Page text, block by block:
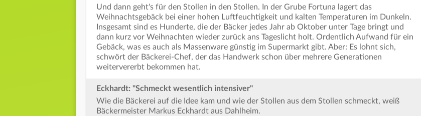
Und dann geht's für den Stollen in den Stollen. In der Grube Fortuna lagert das
Weihnachtsgebäck bei einer hohen Luftfeuchtigkeit und kalten Temperaturen im Dunkeln.
Insgesamt sind es Hunderte, die der Bäcker jedes Jahr ab Oktober unter Tage bringt und
dann kurz vor Weihnachten wieder zurück ans Tageslicht holt. Ordentlich Aufwand für ein
Gebäck, was es auch als Massenware günstig im Supermarkt gibt. Aber: Es lohnt sich,
schwört der Bäckerei-Chef, der das Handwerk schon über mehrere Generationen
weitervererbt bekommen hat.
Eckhardt: "Schmeckt wesentlich intensiver"
Wie die Bäckerei auf die Idee kam und wie der Stollen aus dem Stollen schmeckt, weiß
Bäckermeister Markus Eckhardt aus Dahlheim.